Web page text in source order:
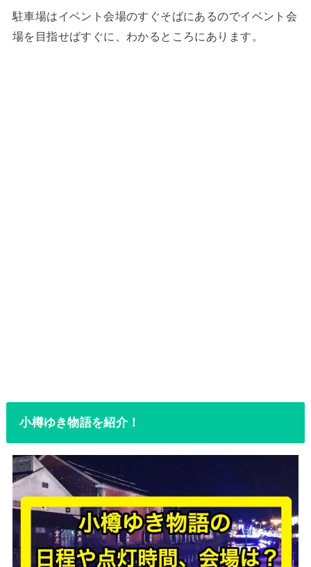
駐車場はイベント会場のすぐそばにあるのでイベント会
場を目指せばすぐに、わかるところにあります。
小樽ゆき物語を紹介！